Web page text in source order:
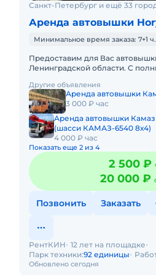
Санкт-Петербург и ещё 33
Аренда автовышки
Минимальное время заказа: 7+1 ч.
Предоставим для Вас
Ленинградской области. С
12, 15, 18, 22, 30, 23, 35, 4
Другие объявления
Аренда автовышки
3 000 ₽ час
Аренда автовышки
(шасси КАМАЗ-6540 8х4)
4 000 ₽ час
Показать еще 2 из 4
2 500 ₽
20 000 ₽
Позвонить Заказать
Обновлено сегодня
РентКИН 12 лет на площадке
Парк техники:92 единицы